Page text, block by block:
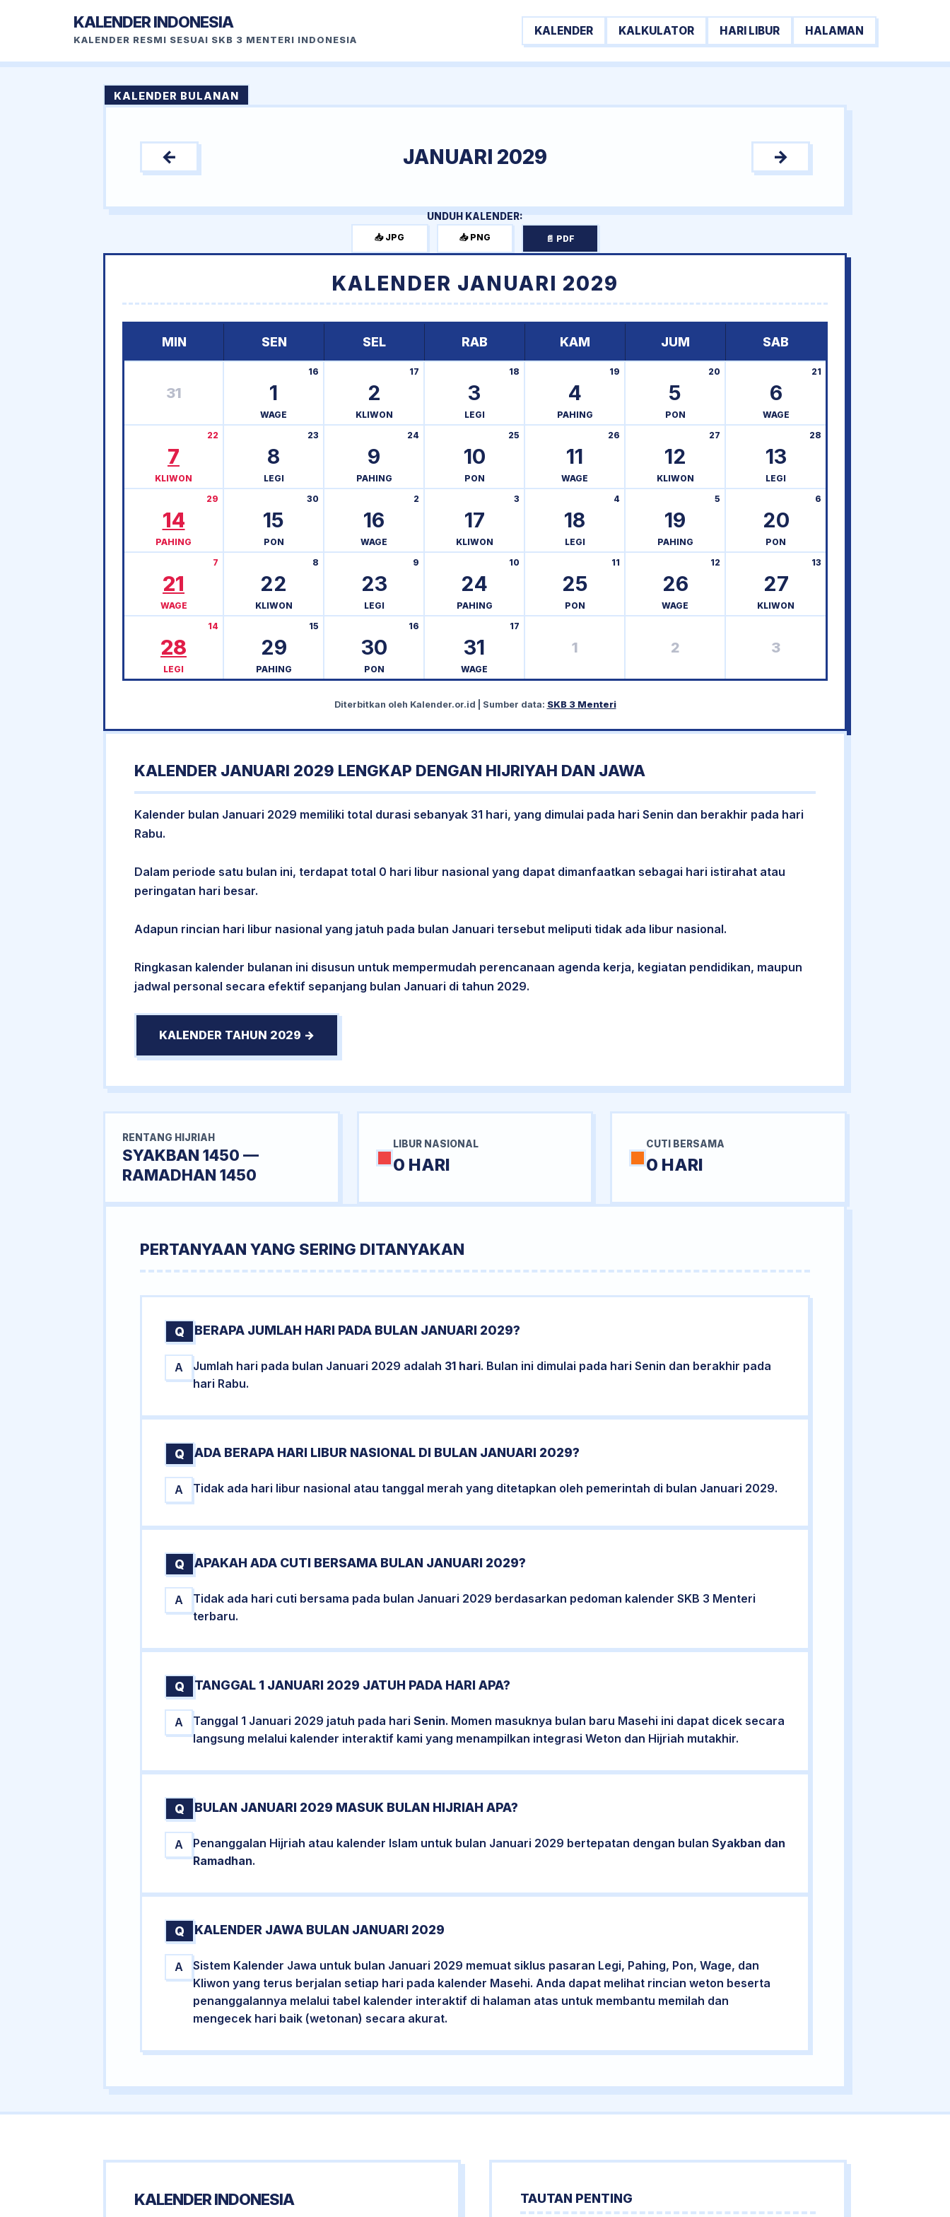
KALENDER INDONESIA
KALENDER RESMI SESUAI SKB 3 MENTERI INDONESIA
KALENDER KALKULATOR HARI LIBUR HALAMAN
KALENDER BULANAN
← JANUARI 2029 →
UNDUH KALENDER:
📥 JPG 📥 PNG 📄 PDF
KALENDER JANUARI 2029
MIN SEN SEL RAB KAM JUM SAB
31 1
16
WAGE
2
17
KLIWON
3
18
LEGI
4
19
PAHING
5
20
PON
6
21
WAGE
7
22
KLIWON
8
23
LEGI
9
24
PAHING
10
25
PON
11
26
WAGE
12
27
KLIWON
13
28
LEGI
14
29
PAHING
15
30
PON
16
2
WAGE
17
3
KLIWON
18
4
LEGI
19
5
PAHING
20
6
PON
21
7
WAGE
22
8
KLIWON
23
9
LEGI
24
10
PAHING
25
11
PON
26
12
WAGE
27
13
KLIWON
28
14
LEGI
29
15
PAHING
30
16
PON
31
17
WAGE
1 2 3
Diterbitkan oleh Kalender.or.id | Sumber data: SKB 3 Menteri
KALENDER JANUARI 2029 LENGKAP DENGAN HIJRIYAH DAN JAWA
Kalender bulan Januari 2029 memiliki total durasi sebanyak 31 hari, yang dimulai pada hari Senin dan berakhir pada hari
Rabu.
Dalam periode satu bulan ini, terdapat total 0 hari libur nasional yang dapat dimanfaatkan sebagai hari istirahat atau
peringatan hari besar.
Adapun rincian hari libur nasional yang jatuh pada bulan Januari tersebut meliputi tidak ada libur nasional.
Ringkasan kalender bulanan ini disusun untuk mempermudah perencanaan agenda kerja, kegiatan pendidikan, maupun
jadwal personal secara efektif sepanjang bulan Januari di tahun 2029.
KALENDER TAHUN 2029 →
RENTANG HIJRIAH
SYAKBAN 1450 —
RAMADHAN 1450
LIBUR NASIONAL
0 HARI
CUTI BERSAMA
0 HARI
PERTANYAAN YANG SERING DITANYAKAN
Q BERAPA JUMLAH HARI PADA BULAN JANUARI 2029?
A Jumlah hari pada bulan Januari 2029 adalah 31 hari. Bulan ini dimulai pada hari Senin dan berakhir pada
hari Rabu.
Q ADA BERAPA HARI LIBUR NASIONAL DI BULAN JANUARI 2029?
A Tidak ada hari libur nasional atau tanggal merah yang ditetapkan oleh pemerintah di bulan Januari 2029.
Q APAKAH ADA CUTI BERSAMA BULAN JANUARI 2029?
A
Tidak ada hari cuti bersama pada bulan Januari 2029 berdasarkan pedoman kalender SKB 3 Menteri
terbaru.
Q TANGGAL 1 JANUARI 2029 JATUH PADA HARI APA?
A Tanggal 1 Januari 2029 jatuh pada hari Senin. Momen masuknya bulan baru Masehi ini dapat dicek secara
langsung melalui kalender interaktif kami yang menampilkan integrasi Weton dan Hijriah mutakhir.
Q BULAN JANUARI 2029 MASUK BULAN HIJRIAH APA?
A Penanggalan Hijriah atau kalender Islam untuk bulan Januari 2029 bertepatan dengan bulan Syakban dan
Ramadhan.
Q KALENDER JAWA BULAN JANUARI 2029
A
Sistem Kalender Jawa untuk bulan Januari 2029 memuat siklus pasaran Legi, Pahing, Pon, Wage, dan
Kliwon yang terus berjalan setiap hari pada kalender Masehi. Anda dapat melihat rincian weton beserta
penanggalannya melalui tabel kalender interaktif di halaman atas untuk membantu memilah dan
mengecek hari baik (wetonan) secara akurat.
KALENDER INDONESIA TAUTAN PENTING